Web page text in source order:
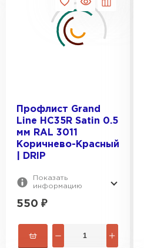
Профлист Grand
Line HC35R Satin 0.5
мм RAL 3011
Коричнево-Красный
| DRIP
Показать
информацию
550 ₽